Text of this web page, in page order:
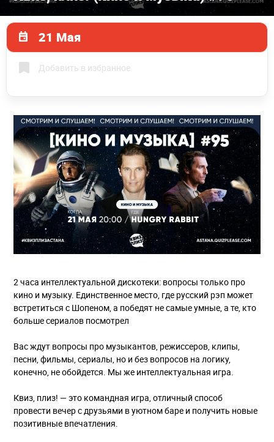
21 Мая
Добавить в избранное
2 часа интеллектуальной дискотеки: вопросы только про
кино и музыку. Единственное место, где русский рэп может
встретиться с Шопеном, а победят не самые умные, а те, кто
больше сериалов посмотрел
Вас ждут вопросы про музыкантов, режиссеров, клипы,
песни, фильмы, сериалы, но и без вопросов на логику,
конечно, не обойдется. Мы же интеллектуальная игра.
Квиз, плиз! — это командная игра, отличный способ
провести вечер с друзьями в уютном баре и получить новые
позитивные впечатления.